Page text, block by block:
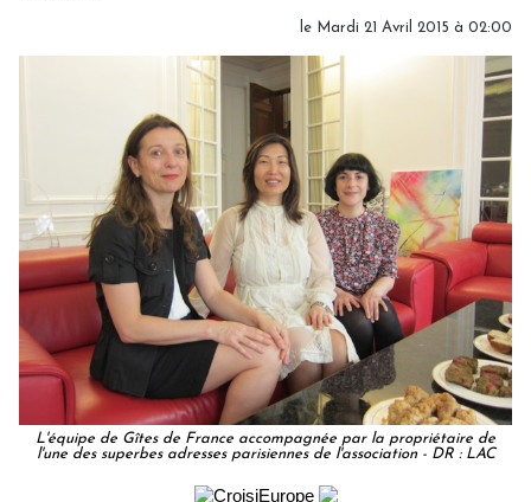
le Mardi 21 Avril 2015 à 02:00
L'équipe de Gîtes de France accompagnée par la propriétaire de
l'une des superbes adresses parisiennes de l'association - DR : LAC